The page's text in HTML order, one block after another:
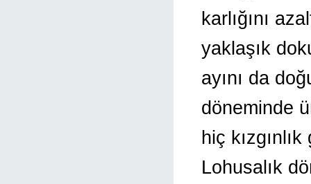
karlığını
yaklaşık
ayını da
döneminde
hiç
Lohusalık